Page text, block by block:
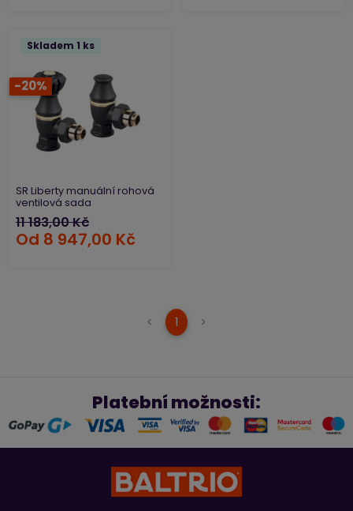
Skladem 1 ks
SR Liberty manuální rohová
ventilová sada
-20%
11 183,00 Kč
Od 8 947,00 Kč
< 1 (current)
>
Platební možnosti: